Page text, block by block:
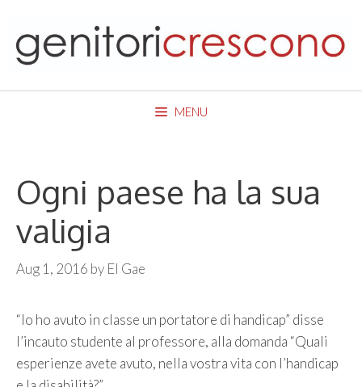
content
MENU
Ogni paese ha la sua
valigia
Aug 1, 2016 by El Gae
“Io ho avuto in classe un portatore di handicap” disse
l’incauto studente al professore, alla domanda “Quali
esperienze avete avuto, nella vostra vita con l’handicap